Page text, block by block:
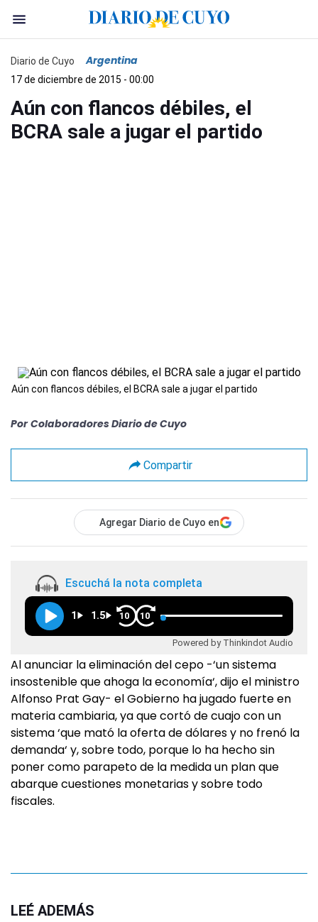
Diario de Cuyo Argentina
17 de diciembre de 2015 - 00:00
Aún con flancos débiles, el
BCRA sale a jugar el partido
Aún con flancos débiles, el BCRA sale a jugar el partido
Por Colaboradores Diario de Cuyo
Compartir
Agregar Diario de Cuyo en
Escuchá la nota completa
1 1.5 10 10
Powered by Thinkindot Audio
Al anunciar la eliminación del cepo -‘un sistema
insostenible que ahoga la economía‘, dijo el ministro
Alfonso Prat Gay- el Gobierno ha jugado fuerte en
materia cambiaria, ya que cortó de cuajo con un
sistema ‘que mató la oferta de dólares y no frenó la
demanda‘ y, sobre todo, porque lo ha hecho sin
poner como parapeto de la medida un plan que
abarque cuestiones monetarias y sobre todo
fiscales.
LEÉ ADEMÁS